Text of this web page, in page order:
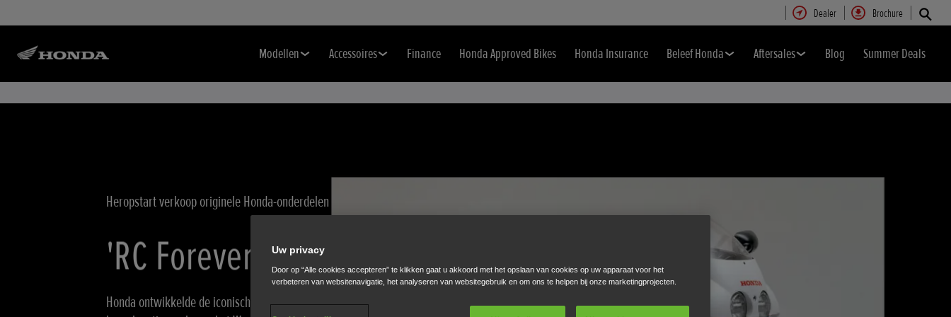
Dealer Brochure
Modellen Accessoires Finance Honda Approved Bikes Honda Insurance Beleef Honda Aftersales Blog Summer Deals
Heropstart verkoop originele Honda-onderdelen
'RC Forever'
Honda ontwikkelde de iconische VFR750R (RC30) volgens de
Uw privacy
Door op “Alle cookies accepteren” te klikken gaat u akkoord met het opslaan van cookies op uw apparaat voor het
verbeteren van websitenavigatie, het analyseren van websitegebruik en om ons te helpen bij onze marketingprojecten.